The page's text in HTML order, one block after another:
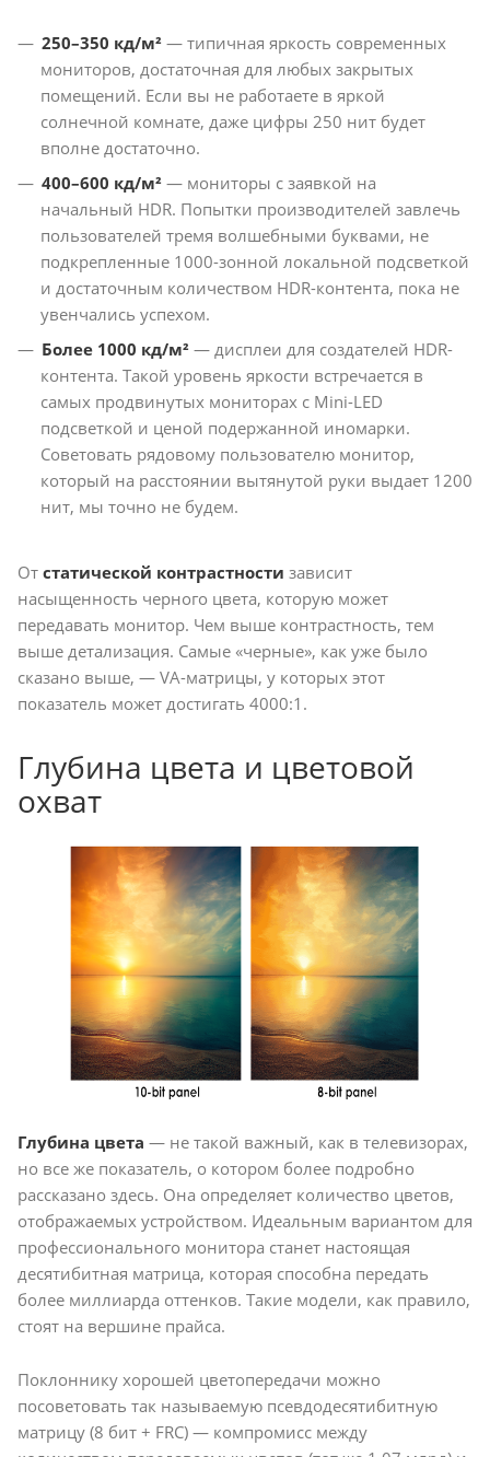
250–350 кд/м² — типичная яркость современных
мониторов, достаточная для любых закрытых
помещений. Если вы не работаете в яркой
солнечной комнате, даже цифры 250 нит будет
вполне достаточно.
400–600 кд/м² — мониторы с заявкой на
начальный HDR. Попытки производителей завлечь
пользователей тремя волшебными буквами, не
подкрепленные 1000-зонной локальной подсветкой
и достаточным количеством HDR-контента, пока не
увенчались успехом.
Более 1000 кд/м² — дисплеи для создателей HDR-
контента. Такой уровень яркости встречается в
самых продвинутых мониторах с Mini-LED
подсветкой и ценой подержанной иномарки.
Советовать рядовому пользователю монитор,
который на расстоянии вытянутой руки выдает 1200
нит, мы точно не будем.
От статической контрастности зависит
насыщенность черного цвета, которую может
передавать монитор. Чем выше контрастность, тем
выше детализация. Самые «черные», как уже было
сказано выше, — VA-матрицы, у которых этот
показатель может достигать 4000:1.
Глубина цвета и цветовой
охват
Глубина цвета — не такой важный, как в телевизорах,
но все же показатель, о котором более подробно
рассказано здесь. Она определяет количество цветов,
отображаемых устройством. Идеальным вариантом для
профессионального монитора станет настоящая
десятибитная матрица, которая способна передать
более миллиарда оттенков. Такие модели, как правило,
стоят на вершине прайса.
Поклоннику хорошей цветопередачи можно
посоветовать так называемую псевдодесятибитную
матрицу (8 бит + FRC) — компромисс между